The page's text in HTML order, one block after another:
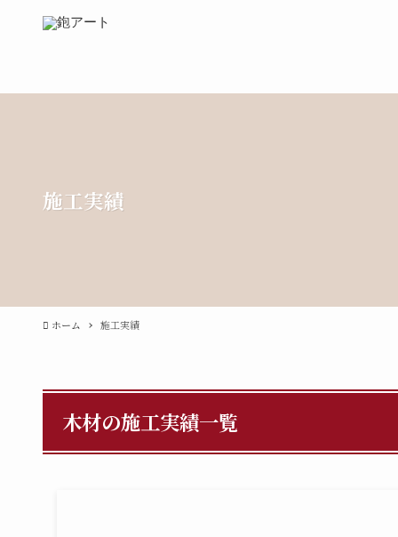
施工実績
ホーム 施工実績
木材の施工実績一覧